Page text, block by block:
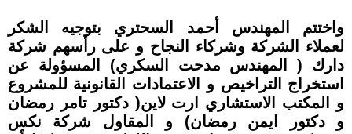
واختتم المهندس أحمد السحتري بتوجيه الشكر
لعملاء الشركة وشركاء النجاح و على رأسهم شركة
دارك ( المهندس مدحت السكري) المسؤولة عن
استخراج التراخيص و الاعتمادات القانونية للمشروع
و المكتب الاستشاري ارت لاين( دكتور تامر رمضان
و دكتور ايمن رمضان) و المقاول شركة نكس